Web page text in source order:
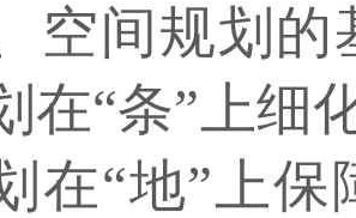
空间规划
在“条”上细
在“地”上